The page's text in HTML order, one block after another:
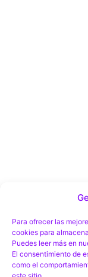
Para ofrecer las
cookies para
Puedes leer más en
El consentimiento de
como el
Ver nuestra